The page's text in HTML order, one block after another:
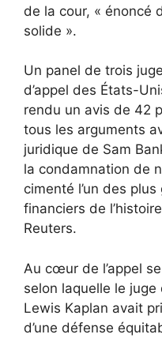
de la cour, « énoncé
solide ».
Un panel de trois
d’appel des États-
rendu un avis de 42
tous les arguments
juridique de Sam
la condamnation de
cimenté l’un des
financiers de
Reuters.
Au cœur de l’appel
selon laquelle le
Lewis Kaplan avait
d’une défense